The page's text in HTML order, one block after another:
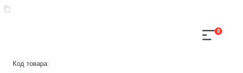
0
Код товара: